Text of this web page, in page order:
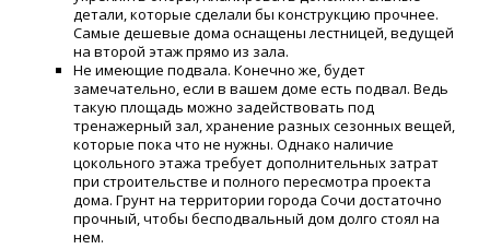
детали, которые сделали бы конструкцию прочнее.
Самые дешевые дома оснащены лестницей, ведущей
на второй этаж прямо из зала.
Не имеющие подвала. Конечно же, будет
замечательно, если в вашем доме есть подвал. Ведь
такую площадь можно задействовать под
тренажерный зал, хранение разных сезонных вещей,
которые пока что не нужны. Однако наличие
цокольного этажа требует дополнительных затрат
при строительстве и полного пересмотра проекта
дома. Грунт на территории города Сочи достаточно
прочный, чтобы бесподвальный дом долго стоял на
нем.